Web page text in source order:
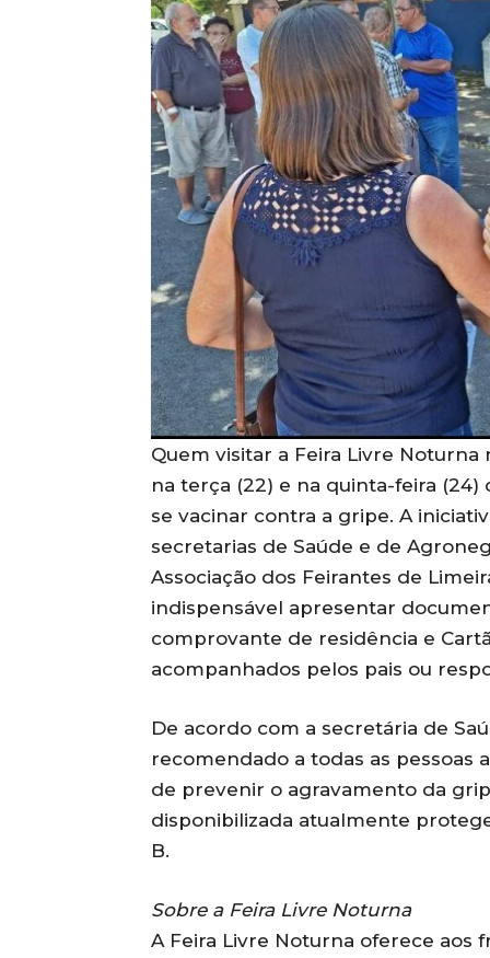
Quem visitar a Feira Livre Noturna
na terça (22) e na quinta-feira
se vacinar contra a gripe. A
secretarias de Saúde e de
Associação dos Feirantes de
indispensável apresentar
comprovante de residência e
acompanhados pelos pais ou
De acordo com a secretária de
recomendado a todas as pessoas
de prevenir o agravamento da
disponibilizada atualmente
B.
Sobre a Feira Livre Noturna
A Feira Livre Noturna oferece aos